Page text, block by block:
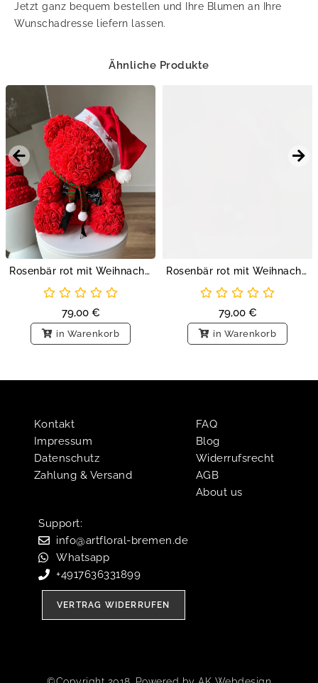
Jetzt ganz bequem bestellen und Ihre Blumen an Ihre
Wunschadresse liefern lassen.
Ähnliche Produkte
Rosenbär rot mit Weihnachtsmütze M
79,00 €
in Warenkorb
Rosenbär rot mit Weihnachtsmütze M
79,00 €
in Warenkorb
Kontakt
Impressum
Datenschutz
Zahlung & Versand
FAQ
Blog
Widerrufsrecht
AGB
About us
Support:​
info@artfloral-bremen.de
Whatsapp
+4917636331899
VERTRAG WIDERRUFEN